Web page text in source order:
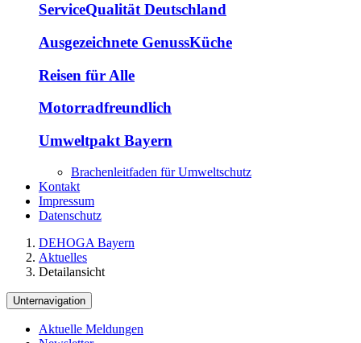
ServiceQualität Deutschland
Ausgezeichnete GenussKüche
Reisen für Alle
Motorradfreundlich
Umweltpakt Bayern
Brachenleitfaden für Umweltschutz
Kontakt
Impressum
Datenschutz
DEHOGA Bayern
Aktuelles
Detailansicht
Unternavigation
Aktuelle Meldungen